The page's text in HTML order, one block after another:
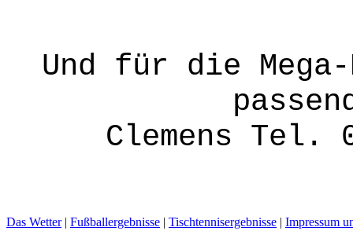
Und für die
Clemens Tel.
Das Wetter| Fußballergebnisse | Tischtennisergebnisse | Impressum